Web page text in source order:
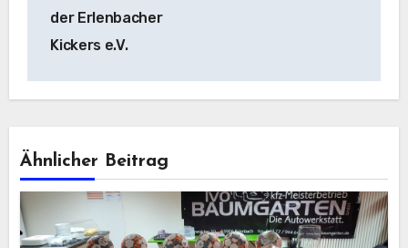
der Erlenbacher
Kickers e.V.
Ähnlicher Beitrag